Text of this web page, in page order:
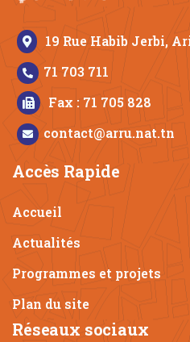
19 Rue Habib Jerbi,
71 703 711
Fax : 71 705 828
contact@arru.nat.tn
Accès Rapide
Accueil
Actualités
Programmes et projets
Plan du site
Réseaux sociaux